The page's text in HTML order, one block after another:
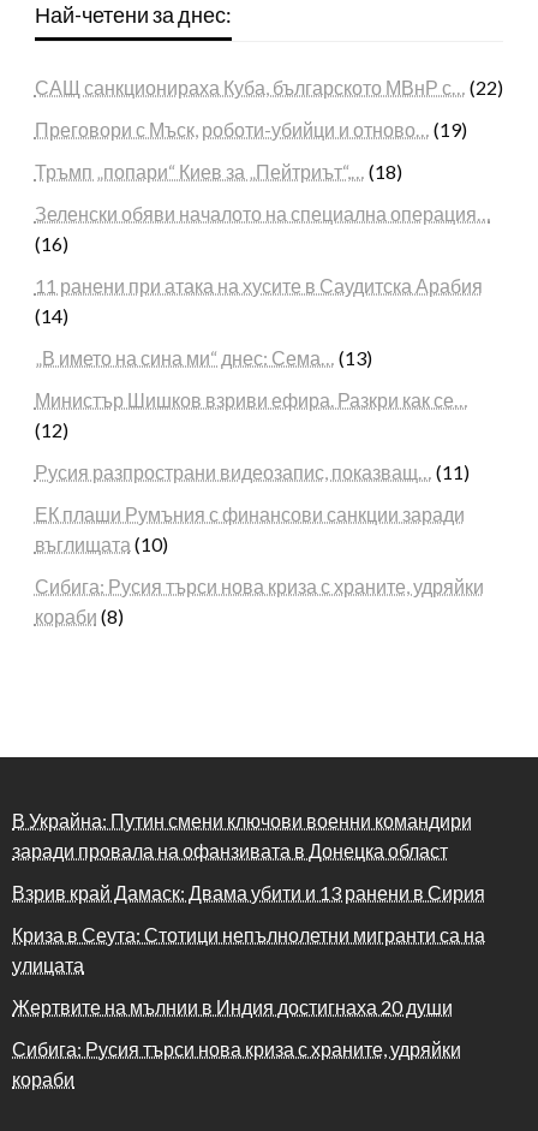
Най-четени за днес:
САЩ санкционираха Куба, българското МВнР с… (22)
Преговори с Мъск, роботи-убийци и отново… (19)
Тръмп „попари“ Киев за „Пейтриът“,… (18)
Зеленски обяви началото на специална операция…
(16)
11 ранени при атака на хусите в Саудитска Арабия
(14)
„В името на сина ми“ днес: Сема… (13)
Министър Шишков взриви ефира. Разкри как се…
(12)
Русия разпространи видеозапис, показващ… (11)
ЕК плаши Румъния с финансови санкции заради
въглищата (10)
Сибига: Русия търси нова криза с храните, удряйки
кораби (8)
В Украйна: Путин смени ключови военни командири
заради провала на офанзивата в Донецка област
Взрив край Дамаск: Двама убити и 13 ранени в Сирия
Криза в Сеута: Стотици непълнолетни мигранти са на
улицата
Жертвите на мълнии в Индия достигнаха 20 души
Сибига: Русия търси нова криза с храните, удряйки
кораби